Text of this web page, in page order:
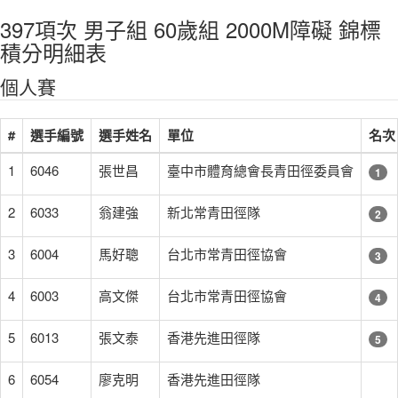
397項次 男子組 60歲組 2000M障礙 錦標
積分明細表
個人賽
# 選手編號 選手姓名 單位 名次
1 6046 張世昌 臺中市體育總會長青田徑委員會 1
2 6033 翁建強 新北常青田徑隊 2
3 6004 馬好聰 台北市常青田徑協會 3
4 6003 高文傑 台北市常青田徑協會 4
5 6013 張文泰 香港先進田徑隊 5
6 6054 廖克明 香港先進田徑隊